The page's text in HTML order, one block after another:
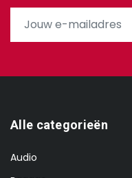
Alle categorieën
Audio